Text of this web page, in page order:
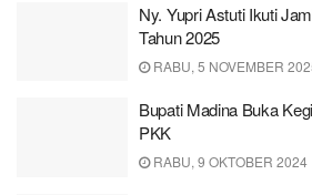
Ny. Yupri Astuti Ikuti
Tahun 2025
RABU, 5 NOVEMBER
Bupati Madina Buka
PKK
RABU, 9 OKTOBER 2024